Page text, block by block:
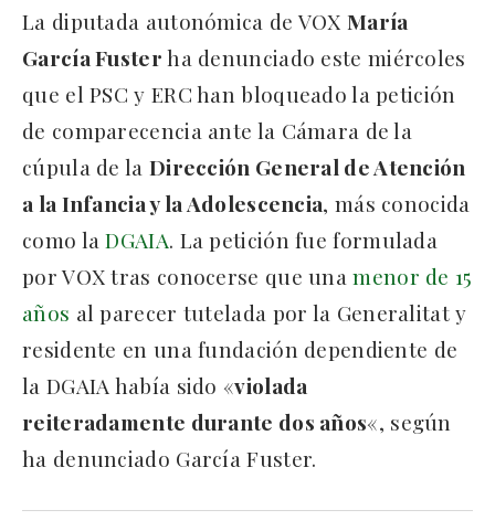
La diputada autonómica de VOX María
García Fusterha denunciado este miércoles
que el PSC y ERC han bloqueado la petición
de comparecencia ante la Cámara de la
cúpula de la Dirección General de Atención
a la Infancia y la Adolescencia, más conocida
como laDGAIA. La petición fue formulada
por VOX tras conocerse que una menor de 15
años al parecer tutelada por la Generalitat y
residente en una fundación dependiente de
la DGAIA había sido «violada
reiteradamente durante dos años«, según
ha denunciado García Fuster.